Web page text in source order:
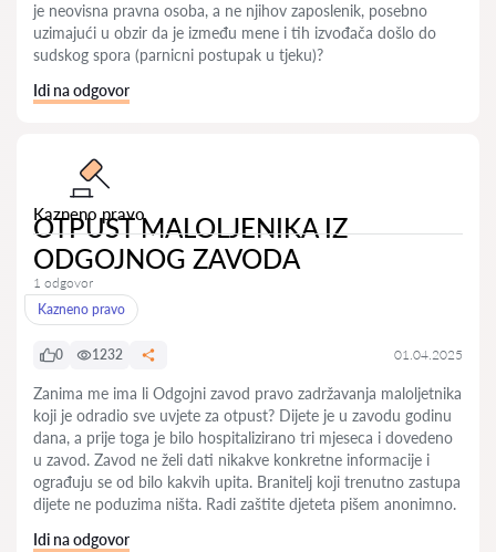
je neovisna pravna osoba, a ne njihov zaposlenik, posebno
uzimajući u obzir da je između mene i tih izvođača došlo do
sudskog spora (parnicni postupak u tjeku)?
Idi na odgovor
Kazneno pravo
OTPUST MALOLJENIKA IZ
ODGOJNOG ZAVODA
1 odgovor
Kazneno pravo
0 1232 01.04.2025
Zanima me ima li Odgojni zavod pravo zadržavanja maloljetnika
koji je odradio sve uvjete za otpust? Dijete je u zavodu godinu
dana, a prije toga je bilo hospitalizirano tri mjeseca i dovedeno
u zavod. Zavod ne želi dati nikakve konkretne informacije i
ograđuju se od bilo kakvih upita. Branitelj koji trenutno zastupa
dijete ne poduzima ništa. Radi zaštite djeteta pišem anonimno.
Idi na odgovor